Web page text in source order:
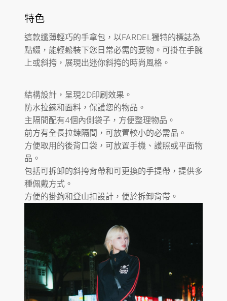
特色
這款纖薄輕巧的手拿包，以FARDEL獨特的標誌為
點綴，能輕鬆裝下您日常必需的要物。可掛在手腕
上或斜挎，展現出迷你斜挎的時尚風格。
結構設計，呈現2D印刷效果。
防水拉鍊和面料，保護您的物品。
主隔間配有4個內側袋子，方便整理物品。
前方有全長拉鍊隔間，可放置較小的必需品。
方便取用的後背口袋，可放置手機、護照或平面物
品。
包括可拆卸的斜挎背帶和可更換的手提帶，提供多
種佩戴方式。
方便的掛鉤和登山扣設計，便於拆卸背帶。